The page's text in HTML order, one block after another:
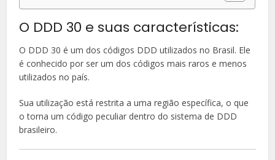
O DDD 30 e suas características:
O DDD 30 é um dos códigos DDD utilizados no Brasil. Ele
é conhecido por ser um dos códigos mais raros e menos
utilizados no país.
Sua utilização está restrita a uma região específica, o que
o torna um código peculiar dentro do sistema de DDD
brasileiro.